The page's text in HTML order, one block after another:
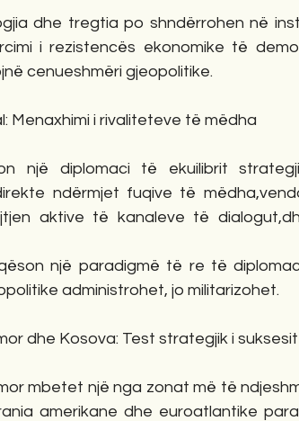
dhe tregtia po shndërrohen në
i rezistencës ekonomike të
cenueshmëri gjeopolitike.
Menaxhimi i rivaliteteve të mëdha
një diplomaci të ekuilibrit
ndërmjet fuqive të
aktive të kanaleve të
një paradigmë të re të
administrohet, jo militarizohet.
dhe Kosova: Test strategjik i
mbetet një nga zonat më të
amerikane dhe euroatlantike